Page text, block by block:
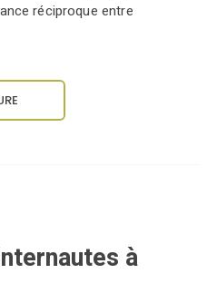
réciproque entre
à